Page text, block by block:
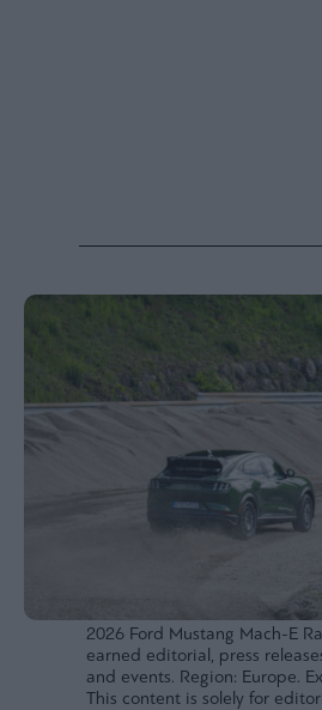
2026 Ford Mustang Mach-E
earned editorial, press
and events. Region: Europe.
This content is solely for